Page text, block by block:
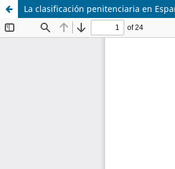
La clasificación penitenciaria en